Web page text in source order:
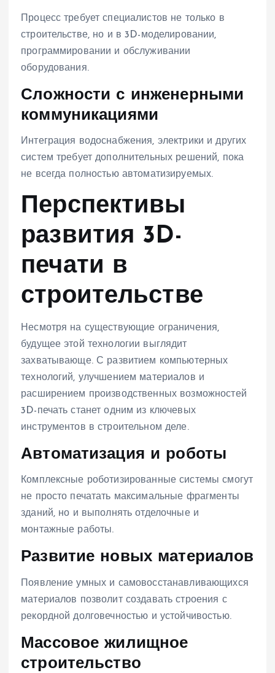
Процесс требует специалистов не только в
строительстве, но и в 3D-моделировании,
программировании и обслуживании
оборудования.
Сложности с инженерными
коммуникациями
Интеграция водоснабжения, электрики и других
систем требует дополнительных решений, пока
не всегда полностью автоматизируемых.
Перспективы
развития 3D-
печати в
строительстве
Несмотря на существующие ограничения,
будущее этой технологии выглядит
захватывающе. С развитием компьютерных
технологий, улучшением материалов и
расширением производственных возможностей
3D-печать станет одним из ключевых
инструментов в строительном деле.
Автоматизация и роботы
Комплексные роботизированные системы смогут
не просто печатать максимальные фрагменты
зданий, но и выполнять отделочные и
монтажные работы.
Развитие новых материалов
Появление умных и самовосстанавливающихся
материалов позволит создавать строения с
рекордной долговечностью и устойчивостью.
Массовое жилищное
строительство